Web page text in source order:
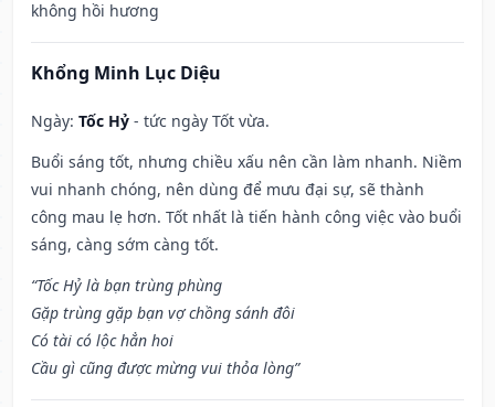
không hồi hương
Khổng Minh Lục Diệu
Ngày: Tốc Hỷ - tức ngày Tốt vừa.
Buổi sáng tốt, nhưng chiều xấu nên cần làm nhanh. Niềm
vui nhanh chóng, nên dùng để mưu đại sự, sẽ thành
công mau lẹ hơn. Tốt nhất là tiến hành công việc vào buổi
sáng, càng sớm càng tốt.
“Tốc Hỷ là bạn trùng phùng
Gặp trùng gặp bạn vợ chồng sánh đôi
Có tài có lộc hẳn hoi
Cầu gì cũng được mừng vui thỏa lòng”